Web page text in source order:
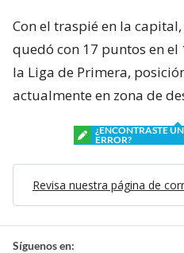
Con el traspié en la
quedó con 17 puntos en
la Liga de Primera,
actualmente en zona de
¿ENCONTRASTE UN
ERROR?
Revisa nuestra página de
Síguenos en: